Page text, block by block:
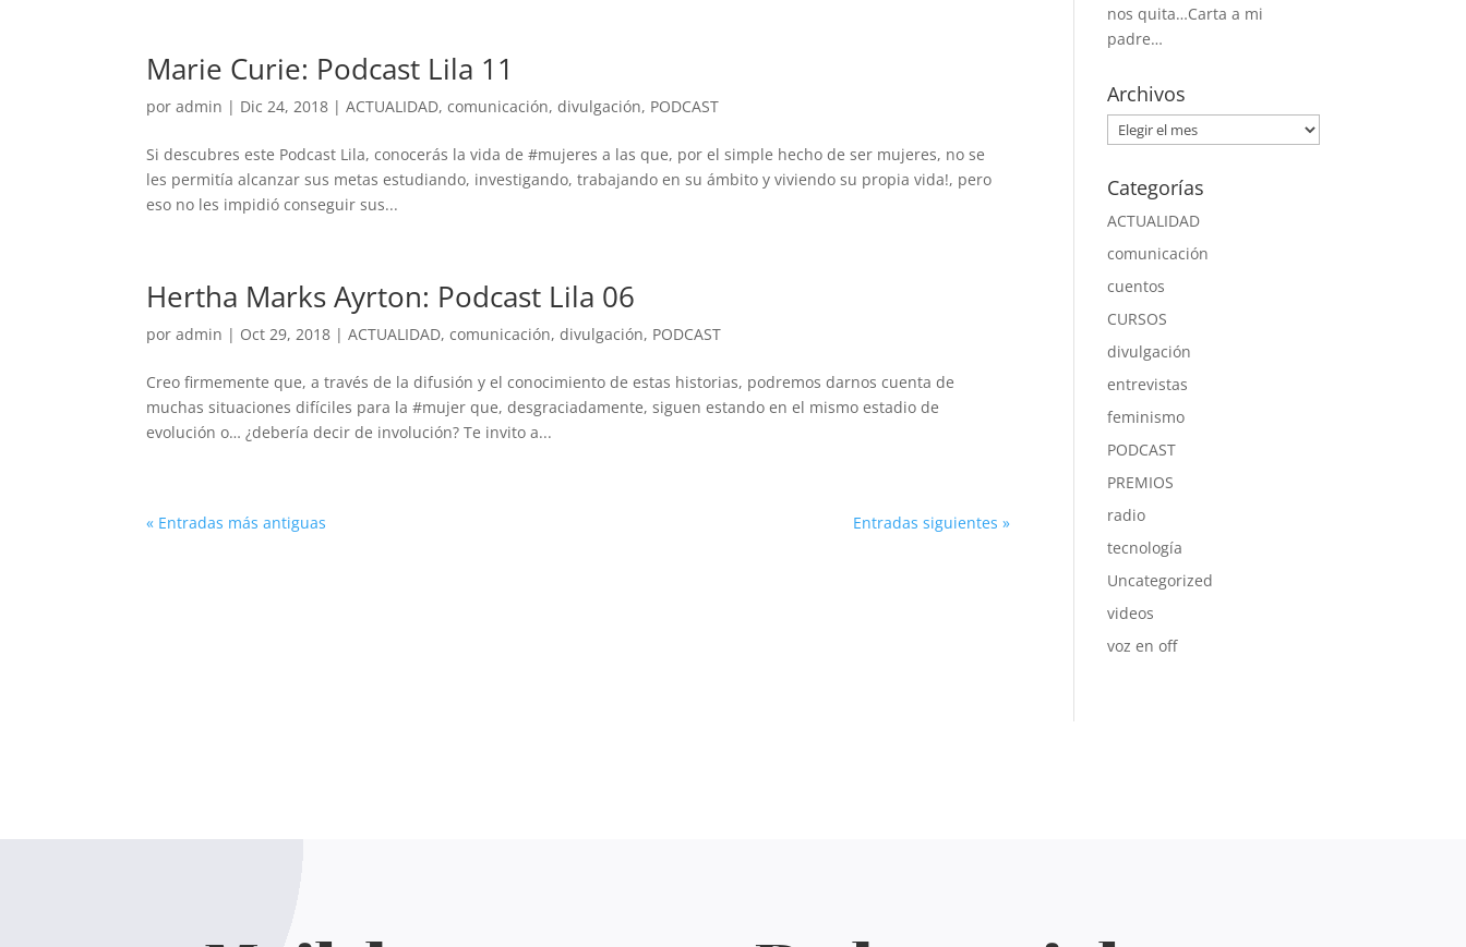
Marie Curie: Podcast Lila 11
poradmin | Dic 24, 2018 |ACTUALIDAD,comunicación,divulgación, PODCAST
Si descubres este Podcast Lila, conocerás la vida de #mujeres a las que, por el simple hecho de ser mujeres, no se
les permitía alcanzar sus metas estudiando, investigando, trabajando en su ámbito y viviendo su propia vida!, pero
eso no les impidió conseguir sus...
Hertha Marks Ayrton: Podcast Lila 06
poradmin | Oct 29, 2018 |ACTUALIDAD,comunicación,divulgación, PODCAST
Creo firmemente que, a través de la difusión y el conocimiento de estas historias, podremos darnos cuenta de
muchas situaciones difíciles para la #mujer que, desgraciadamente, siguen estando en el mismo estadio de
evolución o… ¿debería decir de involución? Te invito a...
« Entradas más antiguas Entradas siguientes »
nos quita…Carta a mi
padre…
Archivos
Archivos
Categorías
ACTUALIDAD
comunicación
cuentos
CURSOS
divulgación
entrevistas
feminismo
PODCAST
PREMIOS
radio
tecnología
Uncategorized
videos
voz en off